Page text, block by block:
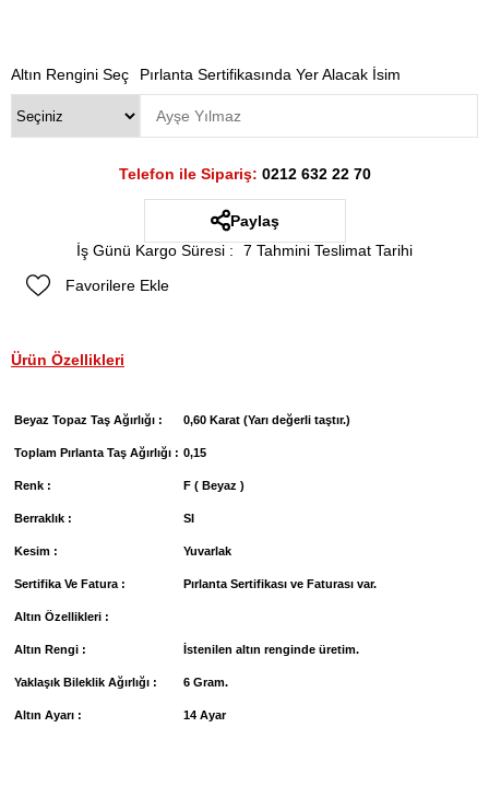
Altın Rengini Seç Pırlanta Sertifikasında Yer Alacak İsim
Telefon ile Sipariş: 0212 632 22 70
Paylaş
İş Günü Kargo Süresi :
7 Tahmini Teslimat Tarihi
Favorilere Ekle
Ürün Özellikleri
Beyaz Topaz Taş Ağırlığı : 0,60 Karat (Yarı değerli taştır.)
Toplam Pırlanta Taş Ağırlığı : 0,15
Renk : F ( Beyaz )
Berraklık : SI
Kesim : Yuvarlak
Sertifika Ve Fatura : Pırlanta Sertifikası ve Faturası var.
Altın Özellikleri :
Altın Rengi : İstenilen altın renginde üretim.
Yaklaşık Bileklik Ağırlığı : 6 Gram.
Altın Ayarı : 14 Ayar